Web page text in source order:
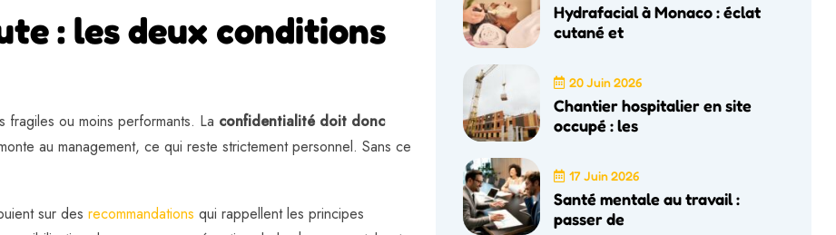
: les deux conditions
fragiles ou moins performants. La confidentialité doit donc
au management, ce qui reste strictement personnel. Sans ce
sur des recommandations qui rappellent les principes
Hydrafacial à Monaco : éclat
cutané et
20 Juin 2026
Chantier hospitalier en site
occupé : les
17 Juin 2026
Santé mentale au travail :
passer de